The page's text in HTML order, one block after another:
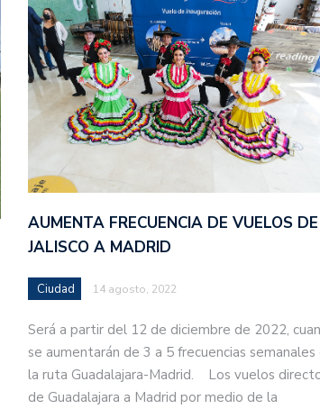
AUMENTA FRECUENCIA DE VUELOS DE
JALISCO A MADRID
Ciudad 14 agosto, 2022
Será a partir del 12 de diciembre de 2022,
se aumentarán de 3 a 5 frecuencias semanales
la ruta Guadalajara-Madrid. Los vuelos
de Guadalajara a Madrid por medio de la